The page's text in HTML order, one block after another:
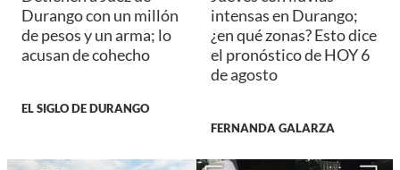
Durango con un millón
de pesos y un arma; lo
acusan de cohecho
EL SIGLO DE DURANGO
intensas en Durango;
¿en qué zonas? Esto dice
el pronóstico de HOY 6
de agosto
FERNANDA GALARZA